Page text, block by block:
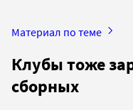
Материал по теме
Клубы тоже
сборных